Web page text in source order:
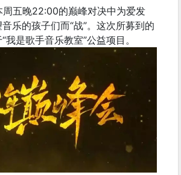
周五晚22:00的巅峰对决中为爱发
乐的孩子们而“战”。这次所募到的
我是歌手音乐教室”公益项目。